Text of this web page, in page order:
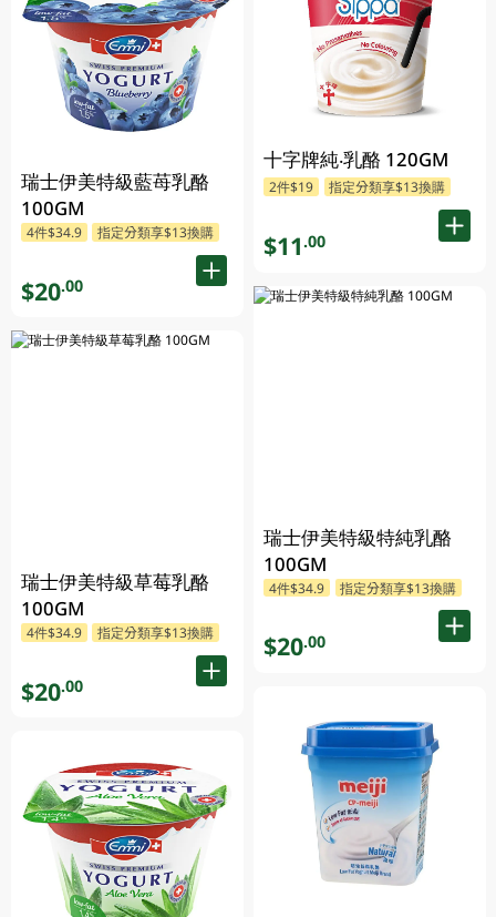
瑞士伊美特級藍苺乳酪
100GM
4件$34.9 指定分類享$13換購
$20.00
瑞士伊美特級草莓乳酪
100GM
4件$34.9 指定分類享$13換購
$20.00
十字牌純‧乳酪 120GM
2件$19 指定分類享$13換購
$11.00
瑞士伊美特級特純乳酪
100GM
4件$34.9 指定分類享$13換購
$20.00